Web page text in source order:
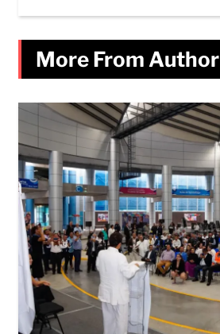
More From Author